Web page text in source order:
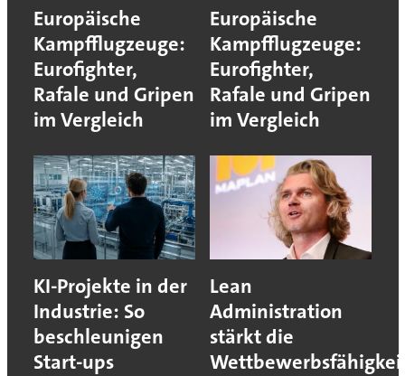
Europäische
Kampfflugzeuge:
Eurofighter,
Rafale und Gripen
im Vergleich
Europäische
Kampfflugzeuge:
Eurofighter,
Rafale und Gripen
im Vergleich
KI-Projekte in der
Industrie: So
beschleunigen
Start-ups
Lean
Administration
stärkt die